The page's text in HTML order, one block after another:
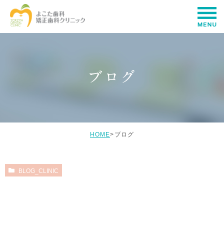
ブログ
HOME> ブログ
BLOG_CLINIC